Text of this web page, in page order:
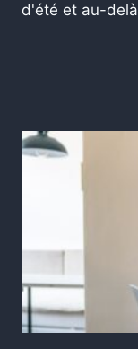
d'été et au-delà